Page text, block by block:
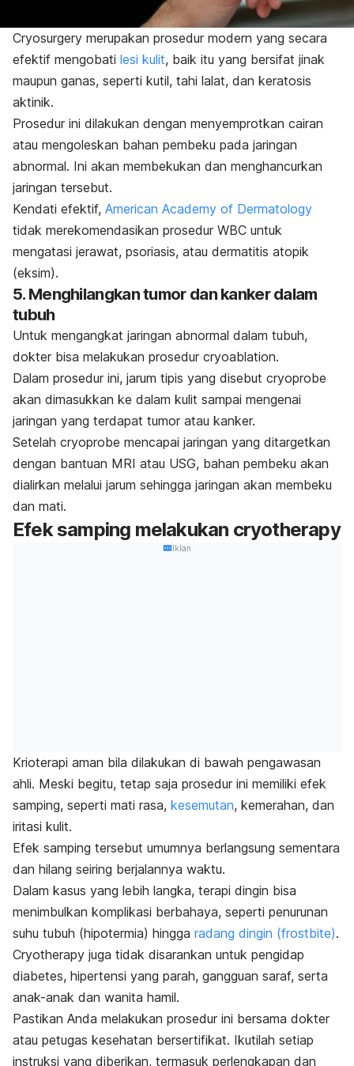
Cryosurgery merupakan prosedur modern yang secara
efektif mengobati lesi kulit, baik itu yang bersifat jinak
maupun ganas, seperti kutil, tahi lalat, dan keratosis
aktinik.
Prosedur ini dilakukan dengan menyemprotkan cairan
atau mengoleskan bahan pembeku pada jaringan
abnormal. Ini akan membekukan dan menghancurkan
jaringan tersebut.
Kendati efektif, American Academy of Dermatology
tidak merekomendasikan prosedur WBC untuk
mengatasi jerawat, psoriasis, atau dermatitis atopik
(eksim).
5. Menghilangkan tumor dan kanker dalam
tubuh
Untuk mengangkat jaringan abnormal dalam tubuh,
dokter bisa melakukan prosedur cryoablation.
Dalam prosedur ini, jarum tipis yang disebut cryoprobe
akan dimasukkan ke dalam kulit sampai mengenai
jaringan yang terdapat tumor atau kanker.
Setelah cryoprobe mencapai jaringan yang ditargetkan
dengan bantuan MRI atau USG, bahan pembeku akan
dialirkan melalui jarum sehingga jaringan akan membeku
dan mati.
Efek samping melakukan cryotherapy
Iklan
Krioterapi aman bila dilakukan di bawah pengawasan
ahli. Meski begitu, tetap saja prosedur ini memiliki efek
samping, seperti mati rasa, kesemutan, kemerahan, dan
iritasi kulit.
Efek samping tersebut umumnya berlangsung sementara
dan hilang seiring berjalannya waktu.
Dalam kasus yang lebih langka, terapi dingin bisa
menimbulkan komplikasi berbahaya, seperti penurunan
suhu tubuh (hipotermia) hingga radang dingin (frostbite).
Cryotherapy juga tidak disarankan untuk pengidap
diabetes, hipertensi yang parah, gangguan saraf, serta
anak-anak dan wanita hamil.
Pastikan Anda melakukan prosedur ini bersama dokter
atau petugas kesehatan bersertifikat. Ikutilah setiap
instruksi yang diberikan, termasuk perlengkapan dan